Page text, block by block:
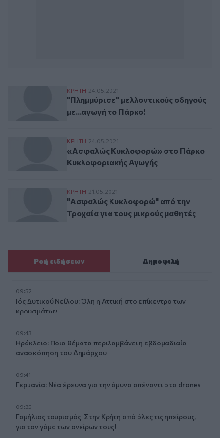
"Πλημμύρισε" μελλοντικούς οδηγούς
ΚΡΗΤΗ 24.05.2021
"Πλημμύρισε" μελλοντικούς οδηγούς
με...αγωγή το Πάρκο!
«Ασφαλώς Κυκλοφορώ» στο Πάρκο
ΚΡΗΤΗ 24.05.2021
«Ασφαλώς Κυκλοφορώ» στο Πάρκο
Κυκλοφοριακής Αγωγής
"Ασφαλώς Κυκλοφορώ" από την Τροχαία
ΚΡΗΤΗ 21.05.2021
"Ασφαλώς Κυκλοφορώ" από την
Τροχαία για τους μικρούς μαθητές
Ροή ειδήσεων Δημοφιλή
09:52
Ιός Δυτικού Νείλου: Όλη η Αττική στο επίκεντρο των
κρουσμάτων
09:43
Ηράκλειο: Ποια θέματα περιλαμβάνει η εβδομαδιαία
ανασκόπηση του Δημάρχου
09:41
Γερμανία: Νέα έρευνα για την άμυνα απέναντι στα drones
09:35
Γαμήλιος τουρισμός: Στην Κρήτη από όλες τις ηπείρους,
για τον γάμο των ονείρων τους!